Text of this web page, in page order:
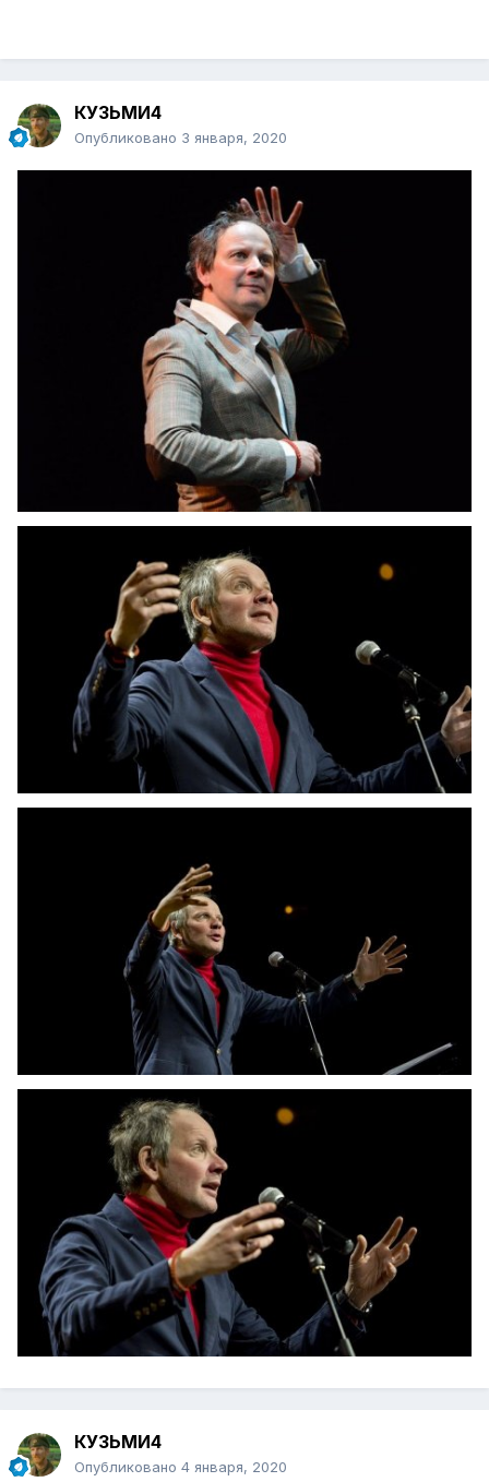
КУЗЬМИ4
Опубликовано 3 января, 2020
КУЗЬМИ4
Опубликовано 4 января, 2020